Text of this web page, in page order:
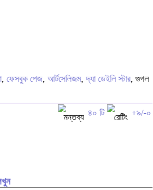
, ফেসবুক পেজ, আর্টসেলিজম,দ্যা ডেইলি স্টার, গুগল
৪০ টি +৯/-০